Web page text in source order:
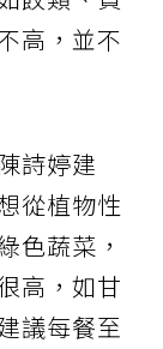
高，並不
詩婷建
從植物性
色蔬菜，
高，如甘
議每餐至